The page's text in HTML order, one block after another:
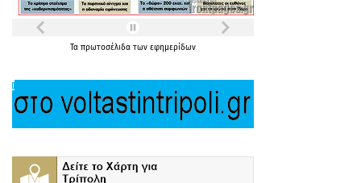
Τα πρωτοσέλιδα των εφημερίδων